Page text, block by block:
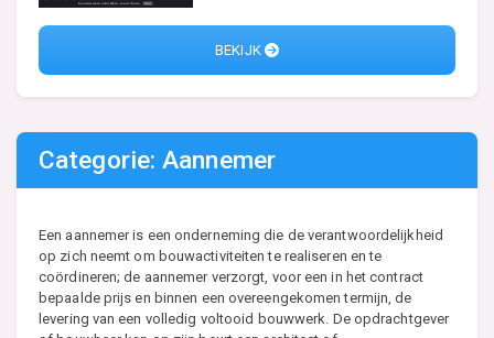
BEKIJK
Categorie: Aannemer
Een aannemer is een onderneming die de verantwoordelijkheid
op zich neemt om bouwactiviteiten te realiseren en te
coördineren; de aannemer verzorgt, voor een in het contract
bepaalde prijs en binnen een overeengekomen termijn, de
levering van een volledig voltooid bouwwerk. De opdrachtgever